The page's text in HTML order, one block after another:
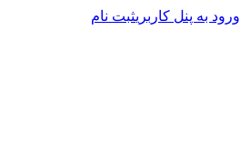
ورود به پنل کاربریثبت نام